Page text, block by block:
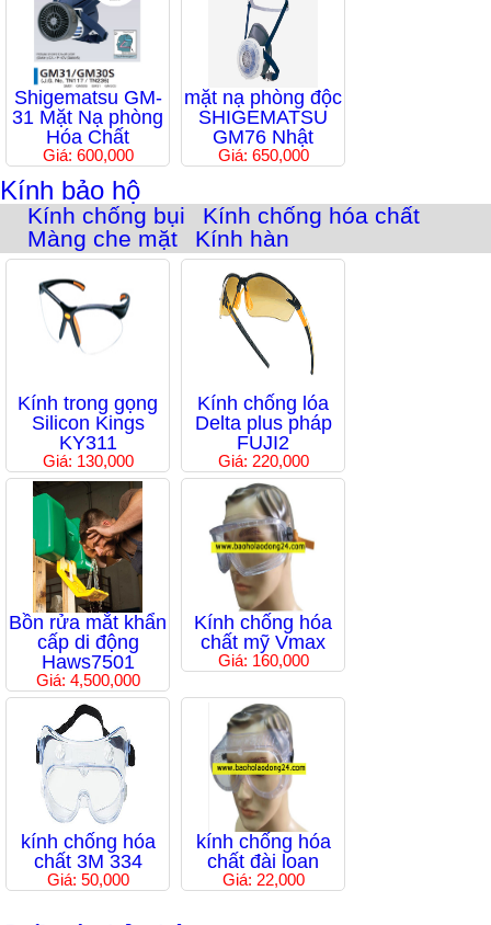
Shigematsu GM-
31 Mặt Nạ phòng
Hóa Chất
Giá: 600,000
mặt nạ phòng độc
SHIGEMATSU
GM76 Nhật
Giá: 650,000
Kính bảo hộ
Kính chống bụi
Kính chống hóa chất
Màng che mặt
Kính hàn
Kính trong gọng
Silicon Kings
KY311
Giá: 130,000
Kính chống lóa
Delta plus pháp
FUJI2
Giá: 220,000
Bồn rửa mắt khẩn
cấp di động
Haws7501
Giá: 4,500,000
Kính chống hóa
chất mỹ Vmax
Giá: 160,000
kính chống hóa
chất 3M 334
Giá: 50,000
kính chống hóa
chất đài loan
Giá: 22,000